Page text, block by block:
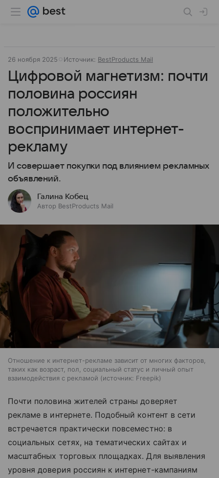
26 ноября 2025 Источник: BestProducts Mail
Цифровой магнетизм: почти
половина россиян
положительно
воспринимает интернет-
рекламу
И совершает покупки под влиянием рекламных
объявлений.
Галина Кобец
Автор BestProducts Mail
Отношение к интернет-рекламе зависит от многих факторов,
таких как возраст, пол, социальный статус и личный опыт
взаимодействия с рекламой
источник: Freepik
Почти половина жителей страны доверяет
рекламе в интернете. Подобный контент в сети
встречается практически повсеместно: в
социальных сетях, на тематических сайтах и
масштабных торговых площадках. Для выявления
уровня доверия россиян к интернет-кампаниям